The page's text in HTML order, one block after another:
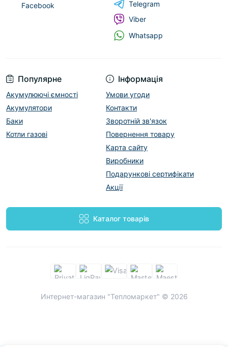
Популярне
Акумулюючі ємності
Акумулятори
Баки
Котли газові
Інформація
Умови угоди
Контакти
Зворотній зв'язок
Повернення товару
Карта сайту
Виробники
Подарункові сертифікати
Акції
Каталог товарів
Facebook
Telegram
Viber
Whatsapp
Интернет-магазин "Тепломаркет" © 2026